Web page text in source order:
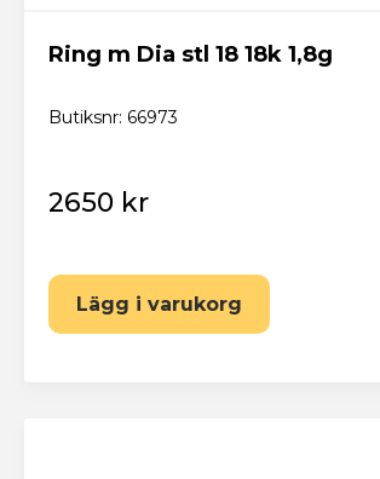
Ring m Dia stl 18 18k 1,8g
Butiksnr: 66973
2650 kr
Lägg i varukorg